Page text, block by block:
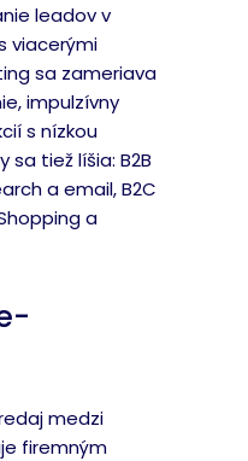
leadov v
viacerými
sa zameriava
impulzívny
s nízkou
tiež líšia: B2B
a email, B2C
a
medzi
firemným